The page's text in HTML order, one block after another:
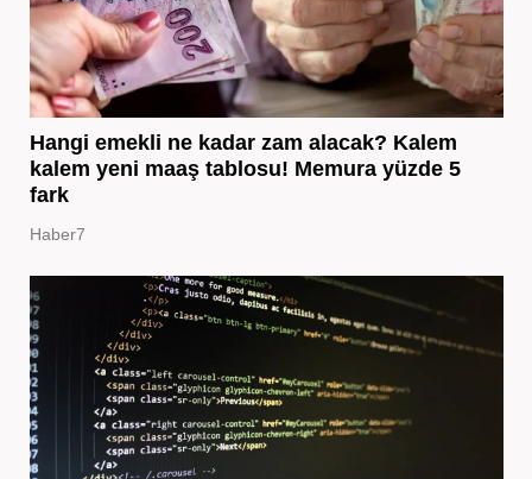
Hangi emekli ne kadar zam alacak? Kalem
kalem yeni maaş tablosu! Memura yüzde 5
fark
Haber7